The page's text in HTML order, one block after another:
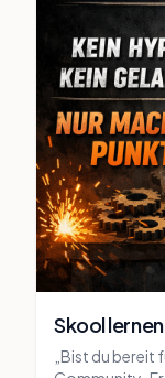
Skool lernen
„Bist du bereit für